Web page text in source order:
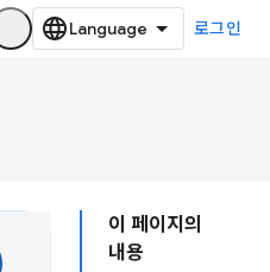
로그인
이 페이지의
내용